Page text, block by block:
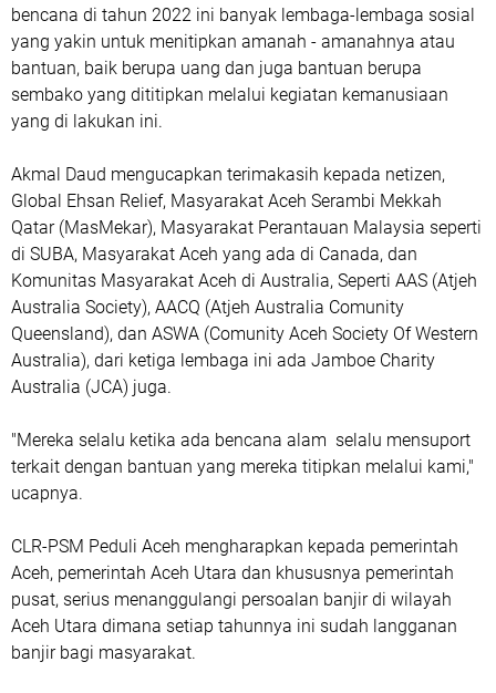
bencana di tahun 2022 ini banyak lembaga-lembaga sosial
yang yakin untuk menitipkan amanah - amanahnya atau
bantuan, baik berupa uang dan juga bantuan berupa
sembako yang dititipkan melalui kegiatan kemanusiaan
yang di lakukan ini.
Akmal Daud mengucapkan terimakasih kepada netizen,
Global Ehsan Relief, Masyarakat Aceh Serambi Mekkah
Qatar (MasMekar), Masyarakat Perantauan Malaysia seperti
di SUBA, Masyarakat Aceh yang ada di Canada, dan
Komunitas Masyarakat Aceh di Australia, Seperti AAS (Atjeh
Australia Society), AACQ (Atjeh Australia Comunity
Queensland), dan ASWA (Comunity Aceh Society Of Western
Australia), dari ketiga lembaga ini ada Jamboe Charity
Australia (JCA) juga.
"Mereka selalu ketika ada bencana alam selalu mensuport
terkait dengan bantuan yang mereka titipkan melalui kami,"
ucapnya.
CLR-PSM Peduli Aceh mengharapkan kepada pemerintah
Aceh, pemerintah Aceh Utara dan khususnya pemerintah
pusat, serius menanggulangi persoalan banjir di wilayah
Aceh Utara dimana setiap tahunnya ini sudah langganan
banjir bagi masyarakat.